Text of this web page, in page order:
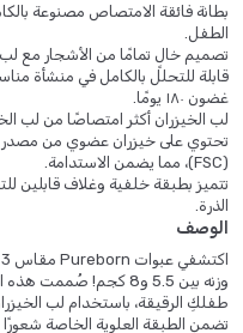
الطفل.
تصميم خالٍ تمامًا من الأشجار مع لب من الخيزران ١٠٠٪
قابلة للتحلل بالكامل في منشأة
غضون ١٨٠ يومًا.
لب الخيزران أكثر امتصاصًا من لب
تحتوي على خيزران عضوي من
(FSC)، مما يضمن الاستدامة.
الذرة.
الوصف
وزنه بين 5.5 و8 كجم!
تضمن الطبقة العلوية الخاصة شعورًا